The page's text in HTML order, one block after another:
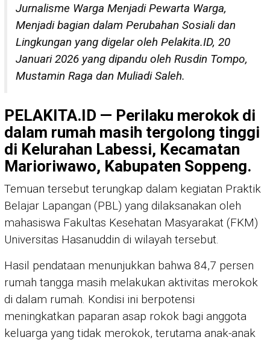
Jurnalisme Warga Menjadi Pewarta Warga,
Menjadi bagian dalam Perubahan Sosiali dan
Lingkungan yang digelar oleh Pelakita.ID, 20
Januari 2026 yang dipandu oleh Rusdin Tompo,
Mustamin Raga dan Muliadi Saleh.
PELAKITA.ID — Perilaku merokok di
dalam rumah masih tergolong tinggi
di Kelurahan Labessi, Kecamatan
Marioriwawo, Kabupaten Soppeng.
Temuan tersebut terungkap dalam kegiatan Praktik
Belajar Lapangan (PBL) yang dilaksanakan oleh
mahasiswa Fakultas Kesehatan Masyarakat (FKM)
Universitas Hasanuddin di wilayah tersebut.
Hasil pendataan menunjukkan bahwa 84,7 persen
rumah tangga masih melakukan aktivitas merokok
di dalam rumah. Kondisi ini berpotensi
meningkatkan paparan asap rokok bagi anggota
keluarga yang tidak merokok, terutama anak-anak